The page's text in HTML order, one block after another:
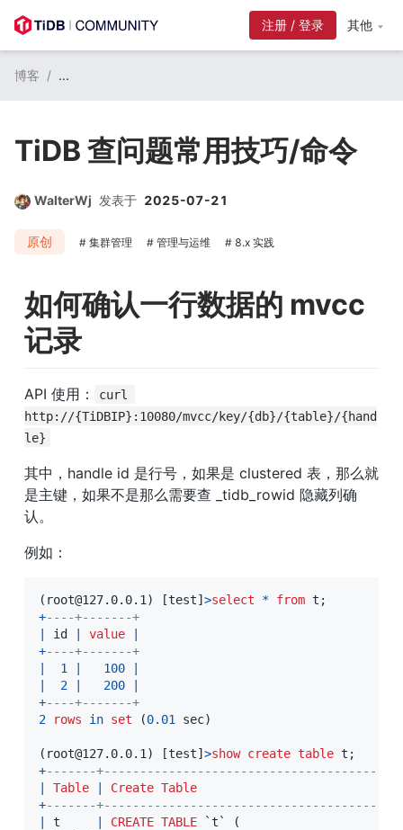
注册 / 登录 其他
博客 / ...
TiDB 查问题常用技巧/命令
WalterWj 发表于 2025-07-21
原创 集群管理 管理与运维 8.x 实践
如何确认一行数据的 mvcc
记录
API 使用：
curl
http://{TiDBIP}:10080/mvcc/key/{db}/{table}/{hand
le}
其中，handle id 是行号，如果是 clustered 表，那么就
是主键，如果不是那么需要查 _tidb_rowid 隐藏列确
认。
例如：
( root@127.0.0.1 ) [test]>select * from t ;
+----+-------+
|
id | value
|
+----+-------+
|
1 | 100
|
|
2 | 200
|
+----+-------+
2
rows in set (0.01 sec)
( root@127.0.0.1 ) [test]>show create table t ;
+-------
|
Table | Create Table
+-------
|
t | CREATE TABLE `t`
(